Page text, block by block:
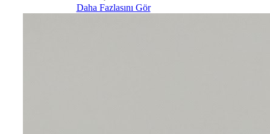
Daha Fazlasını Gör